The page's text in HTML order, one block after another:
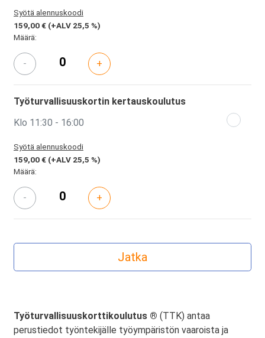
Syötä alennuskoodi
159,00 € (+ALV 25,5 %)
Määrä:
- +
Työturvallisuuskortin kertauskoulutus
Klo 11:30 - 16:00
Syötä alennuskoodi
159,00 € (+ALV 25,5 %)
Määrä:
- +
Työturvallisuuskorttikoulutus ® (TTK) antaa
perustiedot työntekijälle työympäristön vaaroista ja